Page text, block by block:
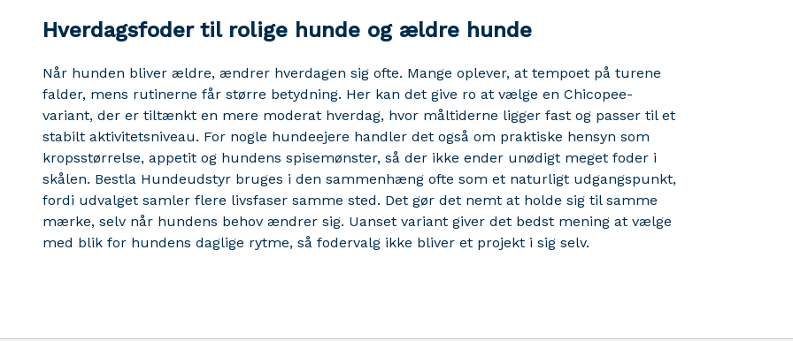
Hverdagsfoder til rolige hunde og ældre hunde
Når hunden bliver ældre, ændrer hverdagen sig ofte. Mange oplever, at tempoet på turene
falder, mens rutinerne får større betydning. Her kan det give ro at vælge en Chicopee-
variant, der er tiltænkt en mere moderat hverdag, hvor måltiderne ligger fast og passer til et
stabilt aktivitetsniveau. For nogle hundeejere handler det også om praktiske hensyn som
kropsstørrelse, appetit og hundens spisemønster, så der ikke ender unødigt meget foder i
skålen. Bestla Hundeudstyr bruges i den sammenhæng ofte som et naturligt udgangspunkt,
fordi udvalget samler flere livsfaser samme sted. Det gør det nemt at holde sig til samme
mærke, selv når hundens behov ændrer sig. Uanset variant giver det bedst mening at vælge
med blik for hundens daglige rytme, så fodervalg ikke bliver et projekt i sig selv.